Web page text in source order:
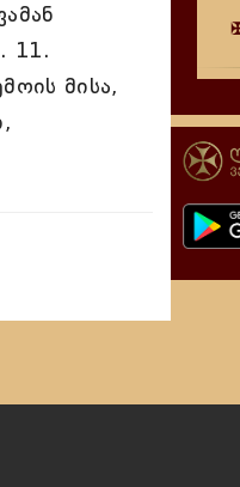
11.
მისა,